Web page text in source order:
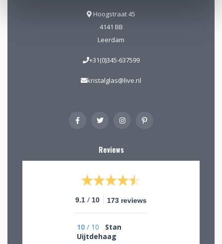
Hoogstraat 45
4141 BB
Leerdam
+31(0)345-637599
kristalglas@live.nl
Reviews
9.1 / 10 173 reviews
10 / 10
Stan
Uijtdehaag